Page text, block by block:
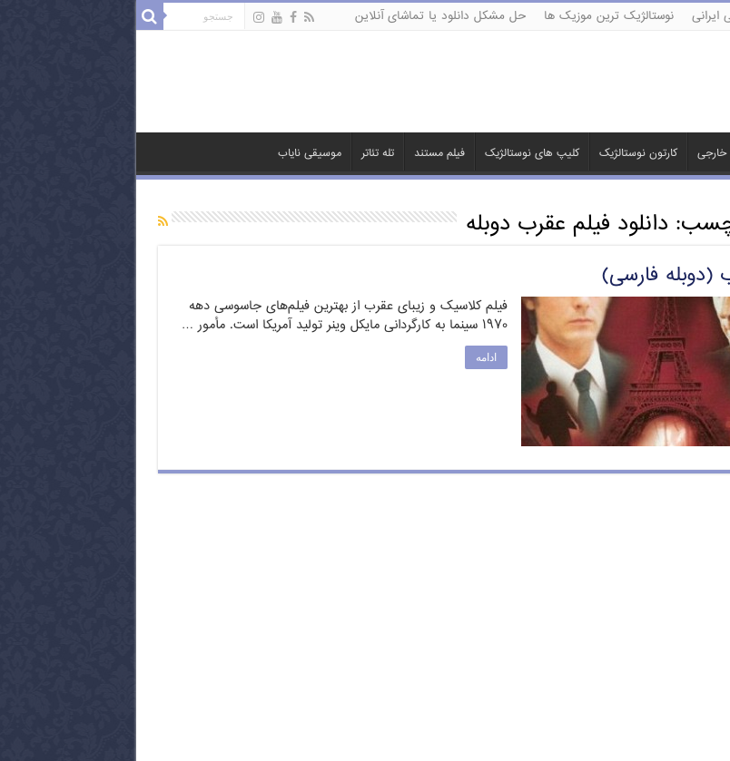
ایرانی نوستالژیک ترین موزیک ها حل مشکل دانلود یا تماشای آنلاین
خارجی کارتون نوستالژیک کلیپ های نوستالژیک فیلم مستند تله تئاتر موسیقی نایاب
دانلود فیلم عقرب دوبله
(دوبله فارسی)
فیلم کلاسیک و زیبای عقرب از بهترین فیلم‌های جاسوسی دهه
۱۹۷۰ سینما به کارگردانی مایکل وینر تولید آمریکا است. مأمور …
ادامه